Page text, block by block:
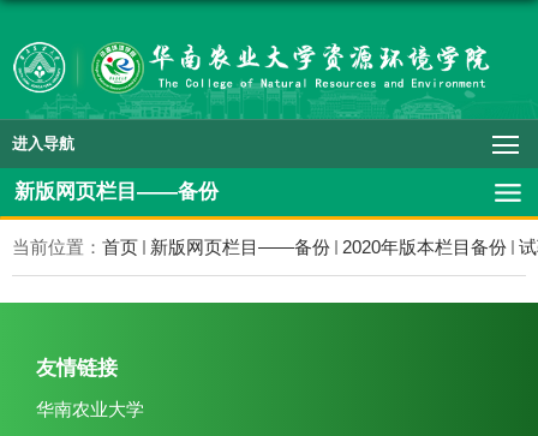
进入导航
新版网页栏目——备份
当前位置： 首页 新版网页栏目——备份 2020年版本栏目备份
友情链接
华南农业大学